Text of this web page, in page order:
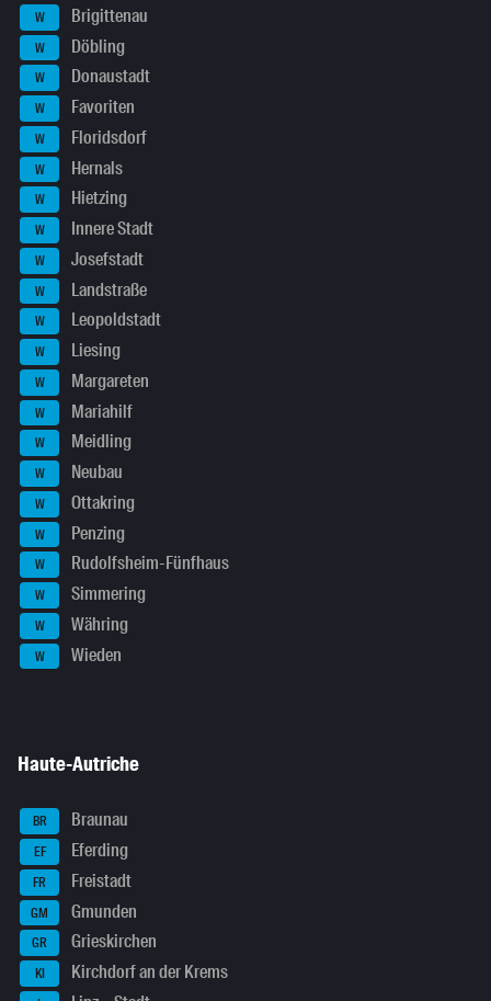
W Brigittenau
W Döbling
W Donaustadt
W Favoriten
W Floridsdorf
W Hernals
W Hietzing
W Innere Stadt
W Josefstadt
W Landstraße
W Leopoldstadt
W Liesing
W Margareten
W Mariahilf
W Meidling
W Neubau
W Ottakring
W Penzing
W Rudolfsheim-Fünfhaus
W Simmering
W Währing
W Wieden
Haute-Autriche
BR Braunau
EF Eferding
FR Freistadt
GM Gmunden
GR Grieskirchen
KI Kirchdorf an der Krems